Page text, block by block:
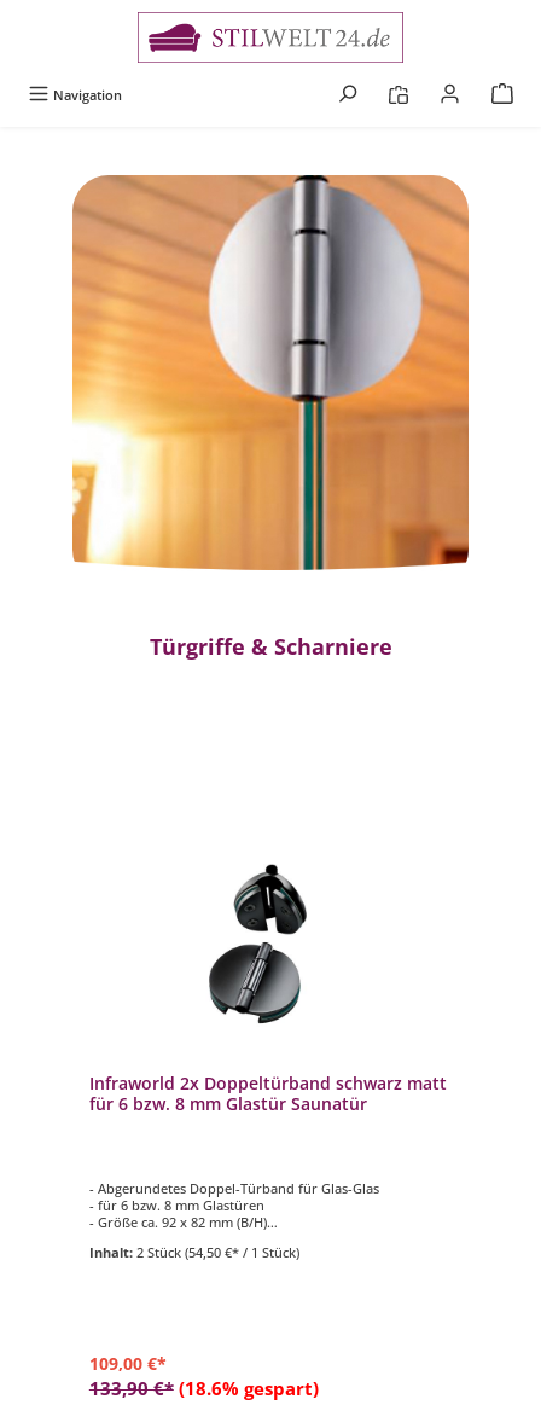
Navigation
Türgriffe & Scharniere
Infraworld 2x Doppeltürband schwarz matt
für 6 bzw. 8 mm Glastür Saunatür
- Abgerundetes Doppel-Türband für Glas-Glas
- für 6 bzw. 8 mm Glastüren
- Größe ca. 92 x 82 mm (B/H)
- Öffnungswinkel 180 Grad
Inhalt: 2 Stück (54,50 €* / 1 Stück)
109,00 €*
133,90 €* (18.6% gespart)